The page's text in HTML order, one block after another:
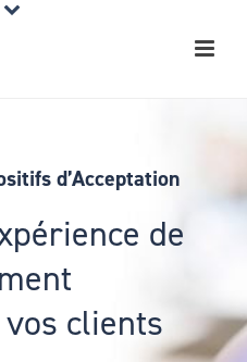
d’Acceptation
de
clients